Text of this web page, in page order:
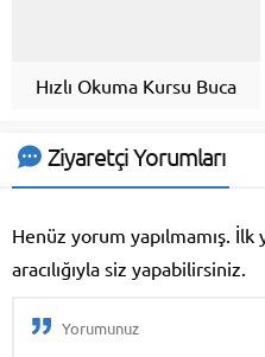
Hızlı Okuma Kursu Buca
Ziyaretçi Yorumları
Henüz yorum yapılmamış.
aracılığıyla siz yapabilirsiniz.